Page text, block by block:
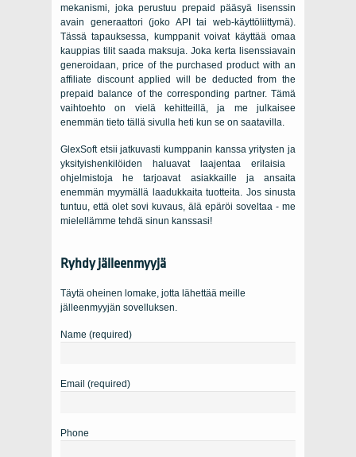
mekanismi, joka perustuu prepaid pääsyä lisenssin
avain generaattori (joko API tai web-käyttöliittymä).
Tässä tapauksessa, kumppanit voivat käyttää omaa
kauppias tilit saada maksuja. Joka kerta lisenssiavain
generoidaan, price of the purchased product with an
affiliate discount applied will be deducted from the
prepaid balance of the corresponding partner. Tämä
vaihtoehto on vielä kehitteillä, ja me julkaisee
enemmän tieto tällä sivulla heti kun se on saatavilla.
GlexSoft etsii jatkuvasti kumppanin kanssa yritysten ja
yksityishenkilöiden haluavat laajentaa erilaisia ​​
ohjelmistoja he tarjoavat asiakkaille ja ansaita
enemmän myymällä laadukkaita tuotteita. Jos sinusta
tuntuu, että olet sovi kuvaus, älä epäröi soveltaa - me
mielellämme tehdä sinun kanssasi!
Ryhdy jälleenmyyjä
Täytä oheinen lomake, jotta lähettää meille
jälleenmyyjän sovelluksen.
Name (required)
Email (required)
Phone